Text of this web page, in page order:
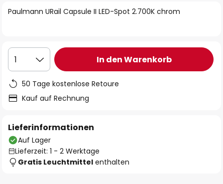
Paulmann URail Capsule II LED-Spot 2.700K chrom
1 In den Warenkorb
50 Tage kostenlose Retoure
Kauf auf Rechnung
Lieferinformationen
Auf Lager
Lieferzeit: 1 - 2 Werktage
Gratis Leuchtmittel enthalten